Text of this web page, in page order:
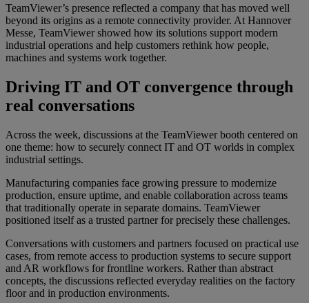
TeamViewer’s presence reflected a company that has moved well
beyond its origins as a remote connectivity provider. At Hannover
Messe, TeamViewer showed how its solutions support modern
industrial operations and help customers rethink how people,
machines and systems work together.
Driving IT and OT convergence through
real conversations
Across the week, discussions at the TeamViewer booth centered on
one theme: how to securely connect IT and OT worlds in complex
industrial settings.
Manufacturing companies face growing pressure to modernize
production, ensure uptime, and enable collaboration across teams
that traditionally operate in separate domains. TeamViewer
positioned itself as a trusted partner for precisely these challenges.
Conversations with customers and partners focused on practical use
cases, from remote access to production systems to secure support
and AR workflows for frontline workers. Rather than abstract
concepts, the discussions reflected everyday realities on the factory
floor and in production environments.